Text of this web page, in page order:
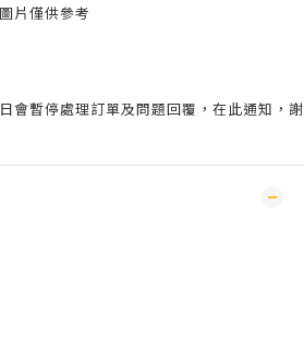
片僅供參考
會暫停處理訂單及問題回覆，在此通知，謝